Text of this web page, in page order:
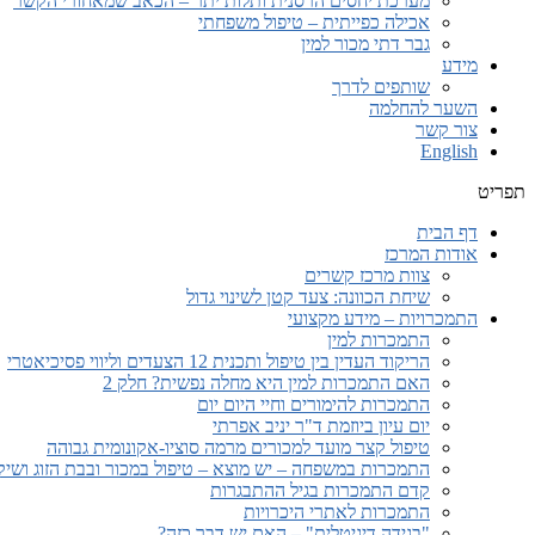
אכילה כפייתית – טיפול משפחתי
גבר דתי מכור למין
מידע
שותפים לדרך
השער להחלמה
צור קשר
English
תפריט
דף הבית
אודות המרכז
צוות מרכז קשרים
שיחת הכוונה: צעד קטן לשינוי גדול
התמכרויות – מידע מקצועי
התמכרות למין
הריקוד העדין בין טיפול ותכנית 12 הצעדים וליווי פסיכיאטרי
האם התמכרות למין היא מחלה נפשית? חלק 2
התמכרות להימורים וחיי היום יום
יום עיון ביוזמת ד"ר יניב אפרתי
טיפול קצר מועד למכורים מרמה סוציו-אקונומית גבוהה
התמכרות במשפחה – יש מוצא – טיפול במכור ובבת הזוג
קדם התמכרות בגיל ההתבגרות
התמכרות לאתרי היכרויות